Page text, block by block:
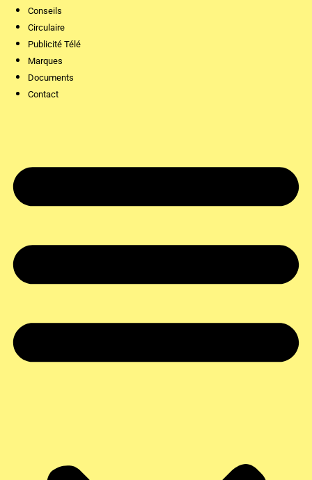
Conseils
Circulaire
Publicité Télé
Marques
Documents
Contact